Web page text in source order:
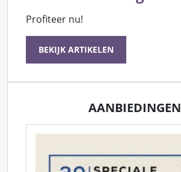
Profiteer nu!
BEKIJK ARTIKELEN
AANBIEDINGEN